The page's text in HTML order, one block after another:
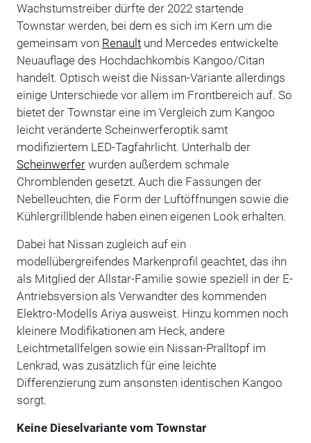
Wachstumstreiber dürfte der 2022 startende
Townstar werden, bei dem es sich im Kern um die
gemeinsam von Renaultund Mercedes entwickelte
Neuauflage des Hochdachkombis Kangoo/Citan
handelt. Optisch weist die Nissan-Variante allerdings
einige Unterschiede vor allem im Frontbereich auf. So
bietet der Townstar eine im Vergleich zum Kangoo
leicht veränderte Scheinwerferoptik samt
modifiziertem LED-Tagfahrlicht. Unterhalb der
Scheinwerferwurden außerdem schmale
Chromblenden gesetzt. Auch die Fassungen der
Nebelleuchten, die Form der Luftöffnungen sowie die
Kühlergrillblende haben einen eigenen Look erhalten.
Dabei hat Nissan zugleich auf ein
modellübergreifendes Markenprofil geachtet, das ihn
als Mitglied der Allstar-Familie sowie speziell in der E-
Antriebsversion als Verwandter des kommenden
Elektro-Modells Ariya ausweist. Hinzu kommen noch
kleinere Modifikationen am Heck, andere
Leichtmetallfelgen sowie ein Nissan-Pralltopf im
Lenkrad, was zusätzlich für eine leichte
Differenzierung zum ansonsten identischen Kangoo
sorgt.
Keine Dieselvariante vom Townstar